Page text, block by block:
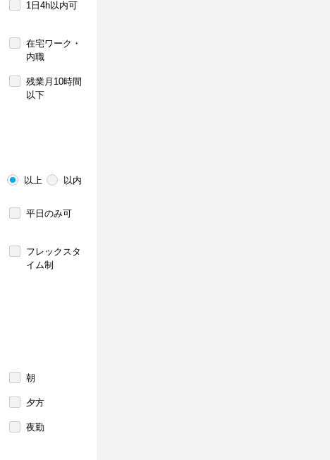
1日4h以内可
在宅ワーク・
内職
残業月10時間
以下
以上 以内
平日のみ可
フレックスタ
イム制
朝
夕方
夜勤